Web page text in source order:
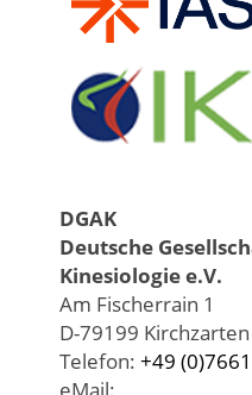
DGAK
Deutsche
Kinesiologie e.V.
Am Fischerrain 1
D-79199 Kirchzarten
Telefon: +49
eMail: